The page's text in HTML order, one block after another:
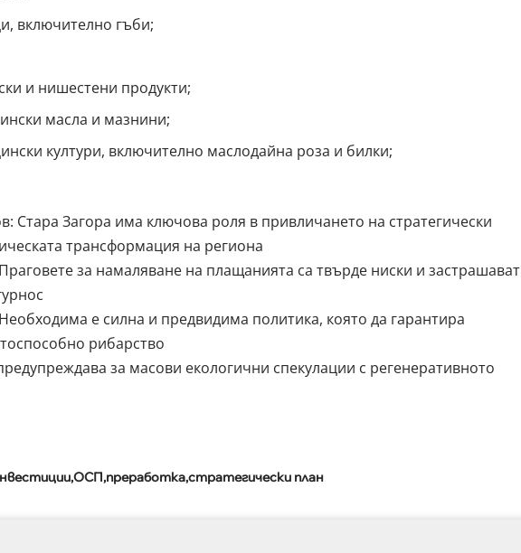
включително гъби;
и нишестени продукти;
масла и мазнини;
култури, включително маслодайна роза и билки;
Стара Загора има ключова роля в привличането на стратегически
трансформация на региона
за намаляване на плащанията са твърде ниски и застрашават
е силна и предвидима политика, която да гарантира
рибарство
за масови екологични спекулации с регенеративното
ОСП преработкастратегически план